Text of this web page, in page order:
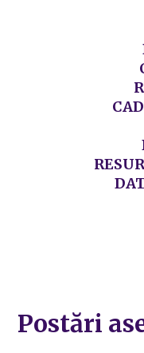
Postări